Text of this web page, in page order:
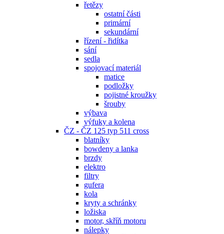
řetězy
ostatní části
primární
sekundární
řízení - řidítka
sání
sedla
spojovací materiál
matice
podložky
pojistné kroužky
šrouby
výbava
výfuky a kolena
ČZ - ČZ 125 typ 511 cross
blatníky
bowdeny a lanka
brzdy
elektro
filtry
gufera
kola
kryty a schránky
ložiska
motor, skříň motoru
nálepky